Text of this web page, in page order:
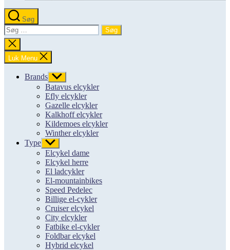
Søg
Søg
efter:
Luk
søgning
Luk Menu
Brands Vis
undermenu
Batavus elcykler
Efly elcykler
Gazelle elcykler
Kalkhoff elcykler
Kildemoes elcykler
Winther elcykler
Type Vis
undermenu
Elcykel dame
Elcykel herre
El ladcykler
El-mountainbikes
Speed Pedelec
Billige el-cykler
Cruiser elcykel
City elcykler
Fatbike el-cykler
Foldbar elcykel
Hybrid elcykel